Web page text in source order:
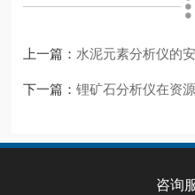
上一篇： 水泥元素分析仪的
下一篇：锂矿石分析仪在资
咨询